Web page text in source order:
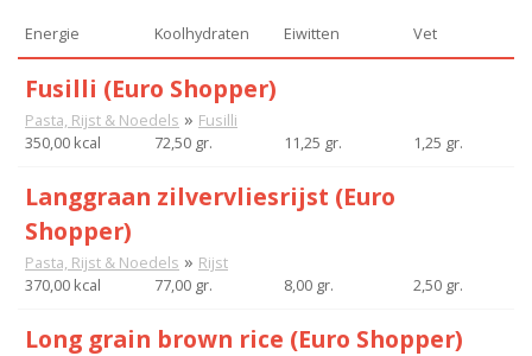
Energie Koolhydraten Eiwitten Vet
Fusilli (Euro Shopper)
Pasta, Rijst & Noedels » Fusilli
350,00 kcal
72,50 gr. 11,25 gr. 1,25 gr.
Langgraan zilvervliesrijst (Euro
Shopper)
Pasta, Rijst & Noedels » Rijst
370,00 kcal
77,00 gr. 8,00 gr. 2,50 gr.
Long grain brown rice (Euro Shopper)